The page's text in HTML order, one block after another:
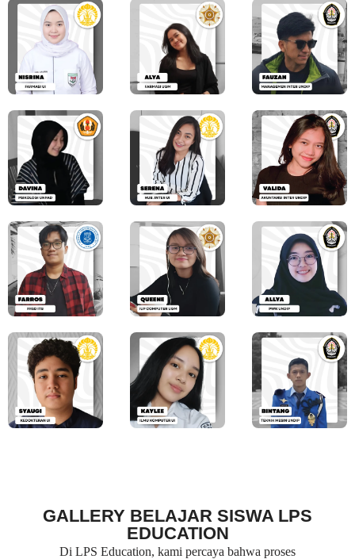
GALLERY BELAJAR SISWA LPS
EDUCATION
Di LPS Education, kami percaya bahwa proses